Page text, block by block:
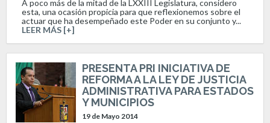
A poco más de la mitad de la LXXIII Legislatura, considero
esta, una ocasión propicia para que reflexionemos sobre el
actuar que ha desempeñado este Poder en su conjunto y...
LEER MÁS [+]
PRESENTA PRI INICIATIVA DE
REFORMA A LA LEY DE JUSTICIA
ADMINISTRATIVA PARA ESTADOS
Y MUNICIPIOS
19 de Mayo 2014